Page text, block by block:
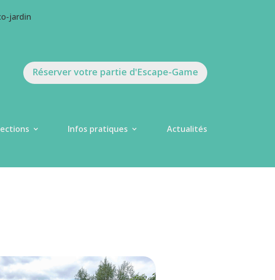
jardin
Réserver votre partie d'Escape-Game
Infos pratiques Actualités